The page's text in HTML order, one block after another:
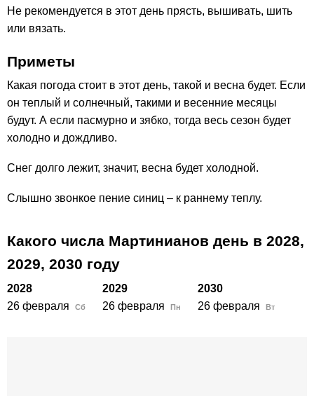
Не рекомендуется в этот день прясть, вышивать, шить
или вязать.
Приметы
Какая погода стоит в этот день, такой и весна будет. Если
он теплый и солнечный, такими и весенние месяцы
будут. А если пасмурно и зябко, тогда весь сезон будет
холодно и дождливо.
Снег долго лежит, значит, весна будет холодной.
Слышно звонкое пение синиц – к раннему теплу.
Какого числа Мартинианов день в 2028,
2029, 2030 году
2028 2029
2030
26 февраля
Сб 26 февраля Пн 26 февраля Вт